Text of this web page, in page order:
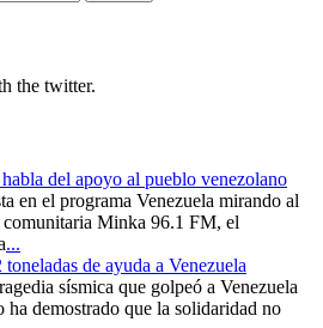
the twitter.
del apoyo al pueblo venezolano
en el programa Venezuela mirando al
Minka 96.1 FM, el
...
de ayuda a Venezuela
sísmica que golpeó a Venezuela
ha demostrado que la solidaridad no